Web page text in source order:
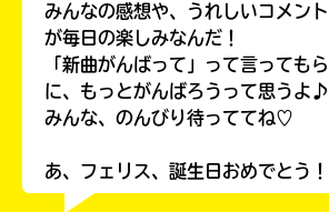
みんなの感想や、うれしいコメン
が毎日の楽しみなんだ！
「新曲がんばって」って言っても
に、もっとがんばろうって思うよ♪
みんな、のんびり待っててね♡
あ、フェリス、誕生日おめでとう！